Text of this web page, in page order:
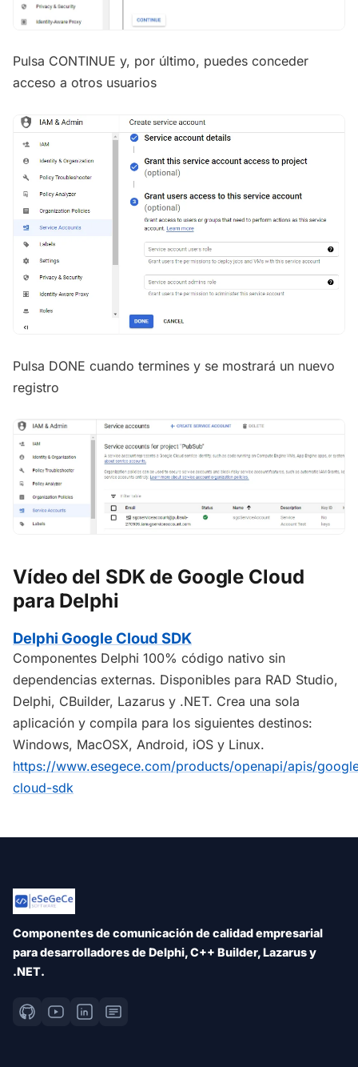
Pulsa CONTINUE y, por último, puedes conceder
acceso a otros usuarios
Pulsa DONE cuando termines y se mostrará un nuevo
registro
Vídeo del SDK de Google Cloud
para Delphi
Delphi Google Cloud SDK
Componentes Delphi 100% código nativo sin
dependencias externas. Disponibles para RAD Studio,
Delphi, CBuilder, Lazarus y .NET. Crea una sola
aplicación y compila para los siguientes destinos:
Windows, MacOSX, Android, iOS y Linux.
https://www.esegece.com/products/openapi/apis/
cloud-sdk
Componentes de comunicación de calidad empresarial
para desarrolladores de Delphi, C++ Builder, Lazarus y
.NET.